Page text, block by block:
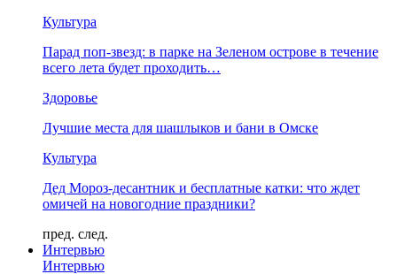
Культура
Парад поп-звезд: в парке на Зеленом острове в течение
всего лета будет проходить…
Здоровье
Лучшие места для шашлыков и бани в Омске
Культура
Дед Мороз-десантник и бесплатные катки: что ждет
омичей на новогодние праздники?
пред. след.
Интервью
Интервью